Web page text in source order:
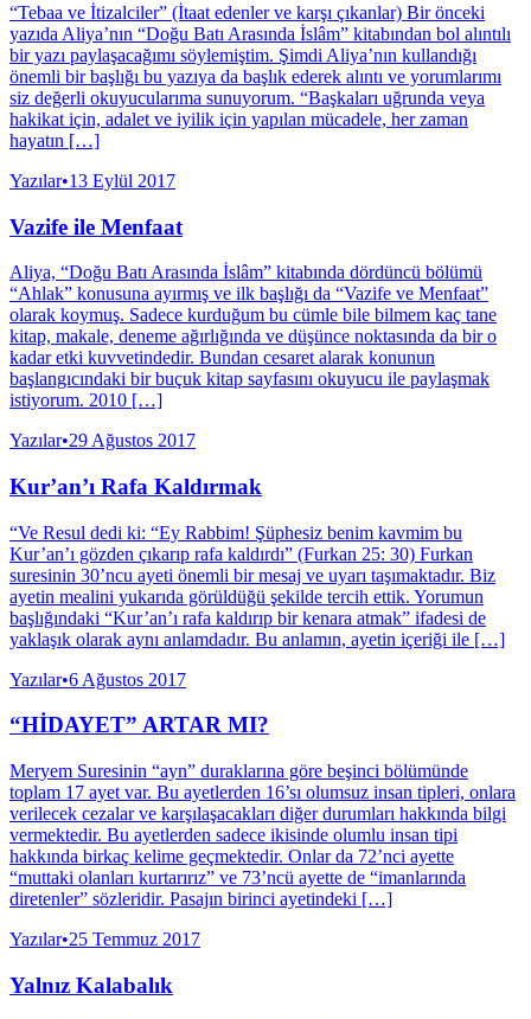
“Tebaa ve İtizalciler” (İtaat edenler ve karşı çıkanlar) Bir önceki
yazıda Aliya’nın “Doğu Batı Arasında İslâm” kitabından bol alıntılı
bir yazı paylaşacağımı söylemiştim. Şimdi Aliya’nın kullandığı
önemli bir başlığı bu yazıya da başlık ederek alıntı ve yorumlarımı
siz değerli okuyucularıma sunuyorum. “Başkaları uğrunda veya
hakikat için, adalet ve iyilik için yapılan mücadele, her zaman
hayatın […]
Yazılar•13 Eylül 2017
Vazife ile Menfaat
Aliya, “Doğu Batı Arasında İslâm” kitabında dördüncü bölümü
“Ahlak” konusuna ayırmış ve ilk başlığı da “Vazife ve Menfaat”
olarak koymuş. Sadece kurduğum bu cümle bile bilmem kaç tane
kitap, makale, deneme ağırlığında ve düşünce noktasında da bir o
kadar etki kuvvetindedir. Bundan cesaret alarak konunun
başlangıcındaki bir buçuk kitap sayfasını okuyucu ile paylaşmak
istiyorum. 2010 […]
Yazılar•29 Ağustos 2017
Kur’an’ı Rafa Kaldırmak
“Ve Resul dedi ki: “Ey Rabbim! Şüphesiz benim kavmim bu
Kur’an’ı gözden çıkarıp rafa kaldırdı” (Furkan 25: 30) Furkan
suresinin 30’ncu ayeti önemli bir mesaj ve uyarı taşımaktadır. Biz
ayetin mealini yukarıda görüldüğü şekilde tercih ettik. Yorumun
başlığındaki “Kur’an’ı rafa kaldırıp bir kenara atmak” ifadesi de
yaklaşık olarak aynı anlamdadır. Bu anlamın, ayetin içeriği ile […]
Yazılar•6 Ağustos 2017
“HİDAYET” ARTAR MI?
Meryem Suresinin “ayn” duraklarına göre beşinci bölümünde
toplam 17 ayet var. Bu ayetlerden 16’sı olumsuz insan tipleri, onlara
verilecek cezalar ve karşılaşacakları diğer durumları hakkında bilgi
vermektedir. Bu ayetlerden sadece ikisinde olumlu insan tipi
hakkında birkaç kelime geçmektedir. Onlar da 72’nci ayette
“muttaki olanları kurtarırız” ve 73’ncü ayette de “imanlarında
diretenler” sözleridir. Pasajın birinci ayetindeki […]
Yazılar•25 Temmuz 2017
Yalnız Kalabalık